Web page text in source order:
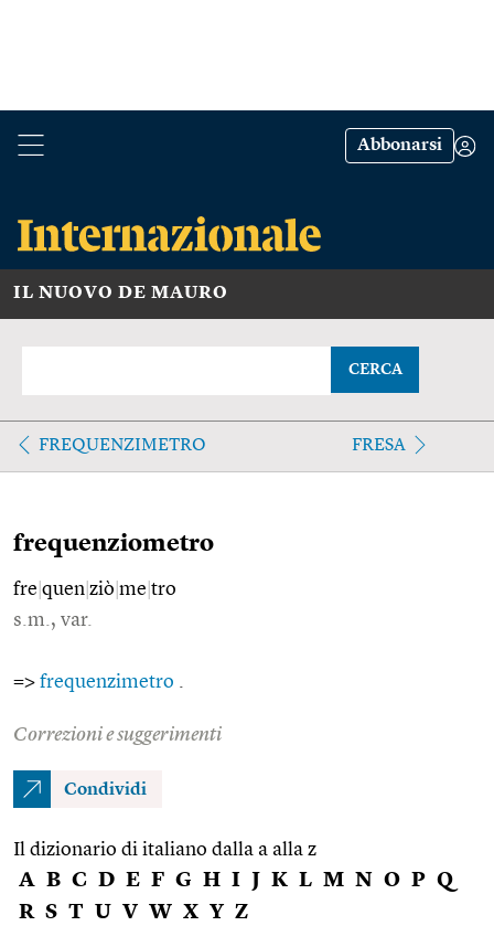
Abbonarsi
IL NUOVO DE MAURO
CERCA
FREQUENZIMETRO FRESA
frequenziometro
fre quen ziò me tro
s.m., var.
=> frequenzimetro
Correzioni e suggerimenti
Condividi
Il dizionario di italiano dalla a alla z
A B C D E F G H I J K L M N O P Q
R S T U V W X Y Z